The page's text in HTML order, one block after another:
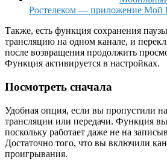
Ростелеком — приложение Мой
Также, есть функция сохранения
трансляцию на одном канале, и
после возвращения продолжить
Функция активируется в настройках.
Посмотреть сначала
Удобная опция, если вы пропустили
трансляции или передачи. Функция
поскольку работает даже не на
Достаточно того, что вы включили
проигрывания.